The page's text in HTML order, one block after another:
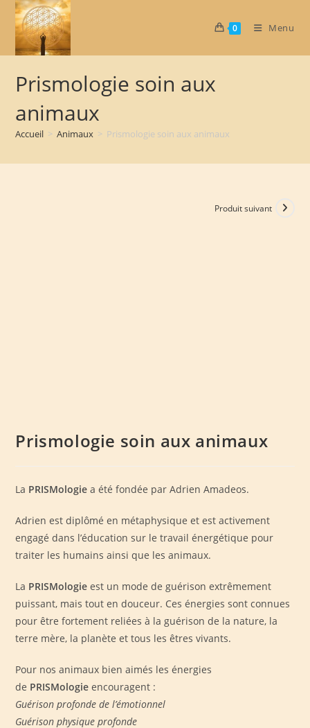
Skip
content
0 Menu
Prismologie soin aux
animaux
Accueil > Animaux > Prismologie soin aux animaux
Produit suivant
Prismologie soin aux animaux
La PRISMologie a été fondée par Adrien Amadeos.
Adrien est diplômé en métaphysique et est activement
engagé dans l’éducation sur le travail énergétique pour
traiter les humains ainsi que les animaux.
La PRISMologie est un mode de guérison extrêmement
puissant, mais tout en douceur. Ces énergies sont connues
pour être fortement reliées à la guérison de la nature, la
terre mère, la planète et tous les êtres vivants.
Pour nos animaux bien aimés les énergies
de PRISMologie encouragent :
Guérison profonde de l’émotionnel
Guérison physique profonde